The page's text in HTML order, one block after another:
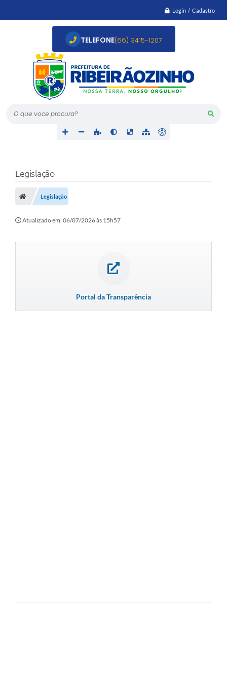
Login / Cadastro
O que voce procura?
TELEFONE(66) 3415-1207
Legislação
Legislação
Atualizado em: 06/07/2026 às 15h57
Portal da Transparência